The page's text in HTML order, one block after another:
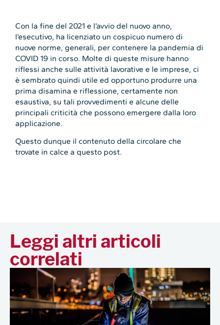
Con la fine del 2021 e l’avvio del nuovo anno,
l’esecutivo, ha licenziato un cospicuo numero di
nuove norme, generali, per contenere la pandemia di
COVID 19 in corso. Molte di queste misure hanno
riflessi anche sulle attività lavorative e le imprese, ci
è sembrato quindi utile ed opportuno produrre una
prima disamina e riflessione, certamente non
esaustiva, su tali provvedimenti e alcune delle
principali criticità che possono emergere dalla loro
applicazione.
Questo dunque il contenuto della circolare che
trovate in calce a questo post.
Leggi altri articoli
correlati